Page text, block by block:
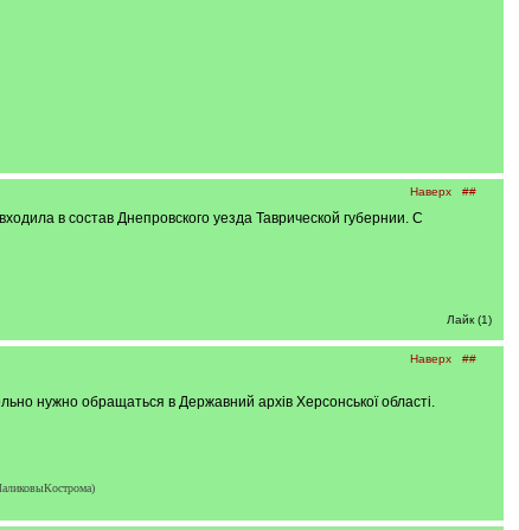
Наверх ##
в состав Днепровского уезда Таврической губернии. С
Лайк (1)
Наверх ##
нужно обращаться в Державний архів Херсонської області.